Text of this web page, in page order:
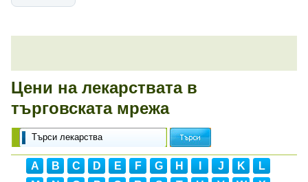
Цени на лекарствата в
търговската мрежа
A B C D E F G H J K
L